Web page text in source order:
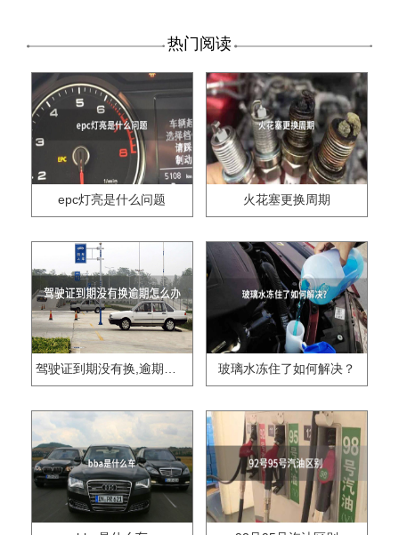
热门阅读
epc灯亮是什么问题 火花塞更换周期
驾驶证到期没有换,逾期怎么办?? 玻璃水冻住了如何解决？